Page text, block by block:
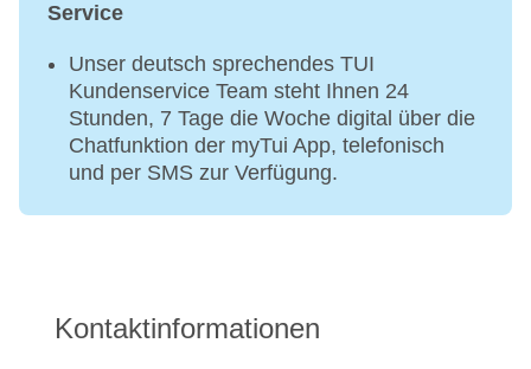
Service
Unser deutsch sprechendes TUI
Kundenservice Team steht Ihnen 24
Stunden, 7 Tage die Woche digital über die
Chatfunktion der myTui App, telefonisch
und per SMS zur Verfügung.
Kontaktinformationen